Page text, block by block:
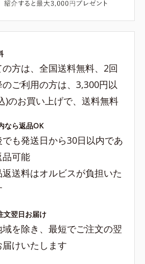
方は、全国送料無料、2回
のご利用の方は、3,300円以
)のお買い上げで、送料無料
なら返品OK
でも発送日から30日以内であ
品可能
送料はオルビスが負担いた
文翌日お届け
を除き、最短でご注文の翌
届けいたします